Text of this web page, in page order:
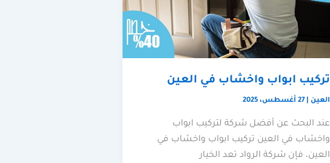
تركيب ابواب واخشاب في العين
العين |27 أغسطس، 2025
عند البحث عن أفضل شركة لتركيب ابواب
واخشاب في العين تركيب ابواب واخشاب في
العين، فإن شركة الرواد تعد الخيار